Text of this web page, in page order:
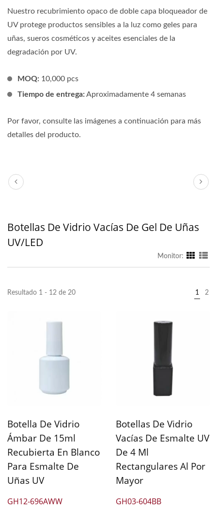
Nuestro recubrimiento opaco de doble capa bloqueador de
UV protege productos sensibles a la luz como geles para
uñas, sueros cosméticos y aceites esenciales de la
degradación por UV.
MOQ: 10,000 pcs
Tiempo de entrega:Aproximadamente 4 semanas
Por favor, consulte las imágenes a continuación para más
detalles del producto.
Botellas De Vidrio Vacías De Gel De Uñas
UV/LED
Monitor:
Resultado 1 - 12 de 20 1 2
Botella De Vidrio
Ámbar De 15ml
Recubierta En Blanco
Para Esmalte De
Uñas UV
GH12-696AWW
Botellas De Vidrio
Vacías De Esmalte UV
De 4 Ml
Rectangulares Al Por
Mayor
GH03-604BB